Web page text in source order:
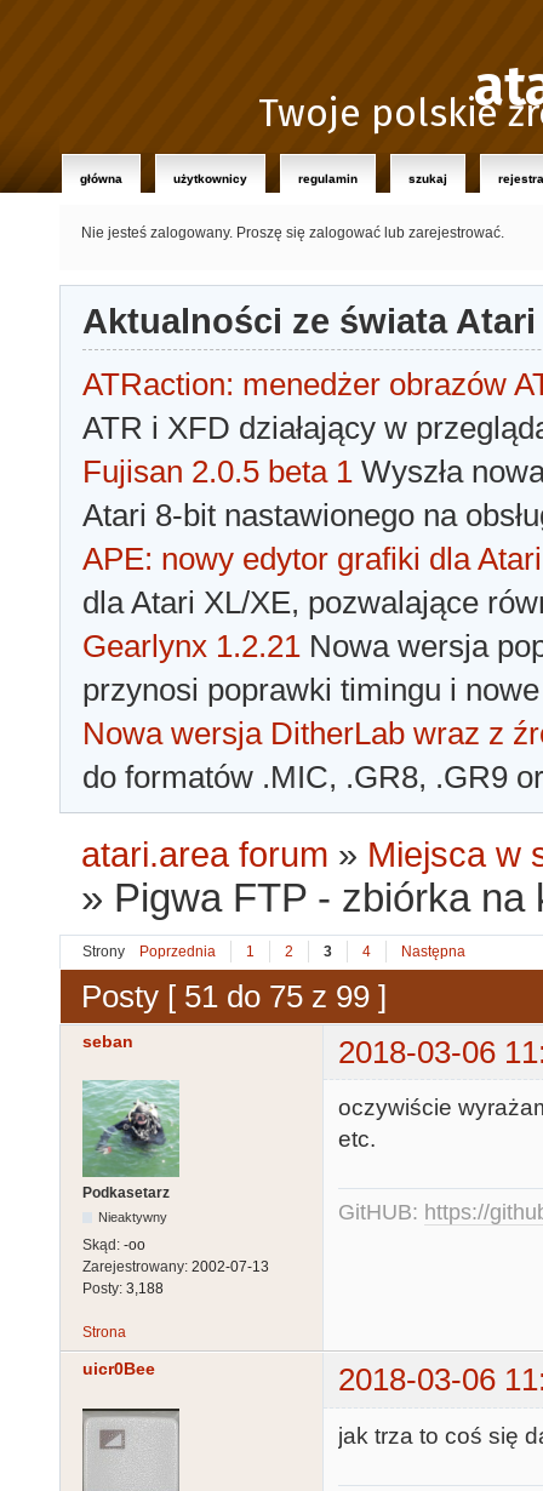
Twoje polskie
główna użytkownicy regulamin szukaj
Nie jesteś zalogowany. Proszę się zalogować lub zarejestrować.
Aktualności ze świata Atari
ATRaction: menedżer obrazów
ATR i XFD działający w
Fujisan 2.0.5 beta 1 Wyszła
Atari 8-bit nastawionego na
APE: nowy edytor grafiki dla Atari
dla Atari XL/XE, pozwalające
Gearlynx 1.2.21 Nowa wersja
przynosi poprawki timingu i
Nowa wersja DitherLab wraz z
do formatów .MIC, .GR8, .GR9
atari.area forum » Miejsca w
» Pigwa FTP - zbiórka
Strony Poprzednia 1 2 3 4 Następna
Posty [ 51 do 75 z 99 ]
seban 2018-03-06
Podkasetarz
Nieaktywny
Skąd: -oo
Zarejestrowany: 2002-07-13
Posty: 3,188
oczywiście
etc.
GitHUB: https://
Strona
uicr0Bee 2018-03-06
jak trza to coś się